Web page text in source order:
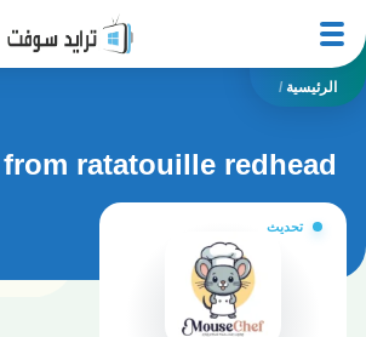
الرئيسية /
ratatouille redhead
تحديث